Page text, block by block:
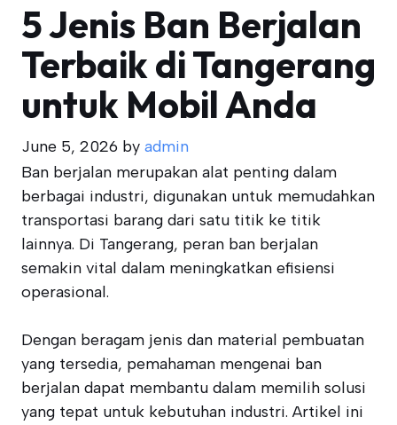
5 Jenis Ban Berjalan
Terbaik di Tangerang
untuk Mobil Anda
June 5, 2026 by admin
Ban berjalan merupakan alat penting dalam
berbagai industri, digunakan untuk memudahkan
transportasi barang dari satu titik ke titik
lainnya. Di Tangerang, peran ban berjalan
semakin vital dalam meningkatkan efisiensi
operasional.
Dengan beragam jenis dan material pembuatan
yang tersedia, pemahaman mengenai ban
berjalan dapat membantu dalam memilih solusi
yang tepat untuk kebutuhan industri. Artikel ini